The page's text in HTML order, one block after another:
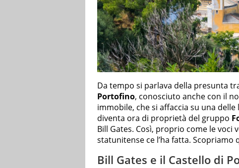
Da tempo si parlava della presunta
Portofino, conosciuto anche con il
immobile, che si affaccia su una
diventa ora di proprietà del gruppo
Bill Gates. Così, proprio come le
statunitense ce l’ha fatta. Scopriamo
Bill Gates e il Castello di